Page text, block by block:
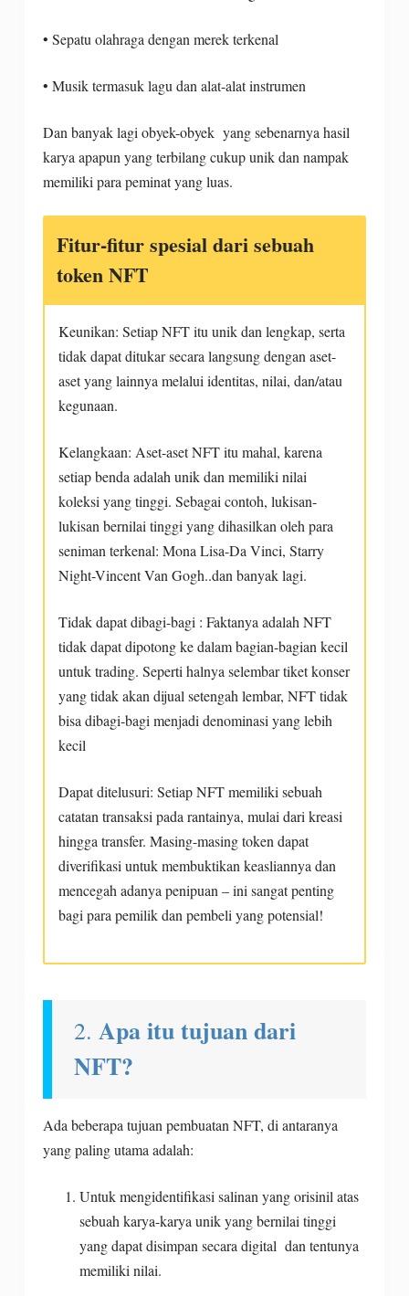
• Sepatu olahraga dengan merek terkenal
• Musik termasuk lagu dan alat-alat instrumen
Dan banyak lagi obyek-obyek yang sebenarnya hasil
karya apapun yang terbilang cukup unik dan nampak
memiliki para peminat yang luas.
Fitur-fitur spesial dari sebuah
token NFT
Keunikan: Setiap NFT itu unik dan lengkap, serta
tidak dapat ditukar secara langsung dengan aset-
aset yang lainnya melalui identitas, nilai, dan/atau
kegunaan.
Kelangkaan: Aset-aset NFT itu mahal, karena
setiap benda adalah unik dan memiliki nilai
koleksi yang tinggi. Sebagai contoh, lukisan-
lukisan bernilai tinggi yang dihasilkan oleh para
seniman terkenal: Mona Lisa-Da Vinci, Starry
Night-Vincent Van Gogh..dan banyak lagi.
Tidak dapat dibagi-bagi : Faktanya adalah NFT
tidak dapat dipotong ke dalam bagian-bagian kecil
untuk trading. Seperti halnya selembar tiket konser
yang tidak akan dijual setengah lembar, NFT tidak
bisa dibagi-bagi menjadi denominasi yang lebih
kecil
Dapat ditelusuri: Setiap NFT memiliki sebuah
catatan transaksi pada rantainya, mulai dari kreasi
hingga transfer. Masing-masing token dapat
diverifikasi untuk membuktikan keasliannya dan
mencegah adanya penipuan – ini sangat penting
bagi para pemilik dan pembeli yang potensial!
2. Apa itu tujuan dari
NFT?
Ada beberapa tujuan pembuatan NFT, di antaranya
yang paling utama adalah:
Untuk mengidentifikasi salinan yang orisinil atas
sebuah karya-karya unik yang bernilai tinggi
yang dapat disimpan secara digital dan tentunya
memiliki nilai.